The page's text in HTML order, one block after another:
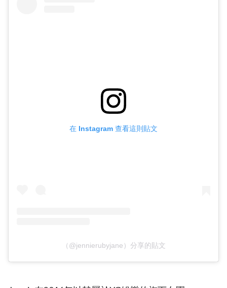
在 Instagram 查看這則貼文
（@jennierubyjane）分享的貼文